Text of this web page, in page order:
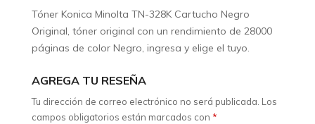
Tóner Konica Minolta TN-328K Cartucho Negro
Original, tóner original con un rendimiento de 28000
páginas de color Negro, ingresa y elige el tuyo.
AGREGA TU RESEÑA
Tu dirección de correo electrónico no será publicada. Los
campos obligatorios están marcados con *